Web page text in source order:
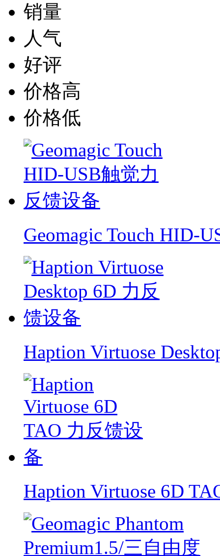
销量
人气
好评
价格高
价格低
Geomagic Touch HID-
Haption Virtuose
Haption Virtuose 6D